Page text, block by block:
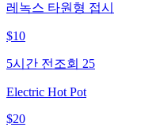
레녹스 타원형 접시
$10
5시간 전 조회 25
Electric Hot Pot
$20